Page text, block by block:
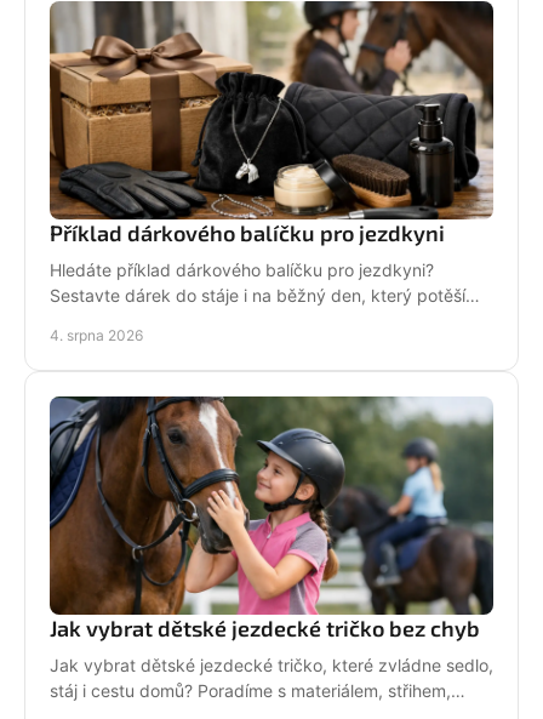
Příklad dárkového balíčku pro jezdkyni
Hledáte příklad dárkového balíčku pro jezdkyni?
Sestavte dárek do stáje i na běžný den, který potěší
4. srpna 2026
Jak vybrat dětské jezdecké tričko bez chyb
Jak vybrat dětské jezdecké tričko, které zvládne sedlo,
stáj i cestu domů? Poradíme s materiálem, střihem,